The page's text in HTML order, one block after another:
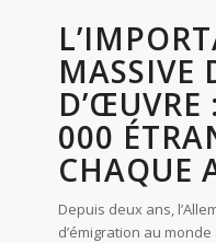
MASSIVE
D’ŒUVRE
000
CHAQUE
Depuis deux ans,
d’émigration au